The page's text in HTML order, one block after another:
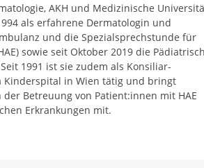
AKH und Medizinische
als erfahrene Dermatologin und
und die Spezialsprechstunde für
sowie seit Oktober 2019 die
1991 ist sie zudem als Konsiliar-
Kinderspital in Wien tätig und bringt
Betreuung von Patient:innen mit HAE
Erkrankungen mit.